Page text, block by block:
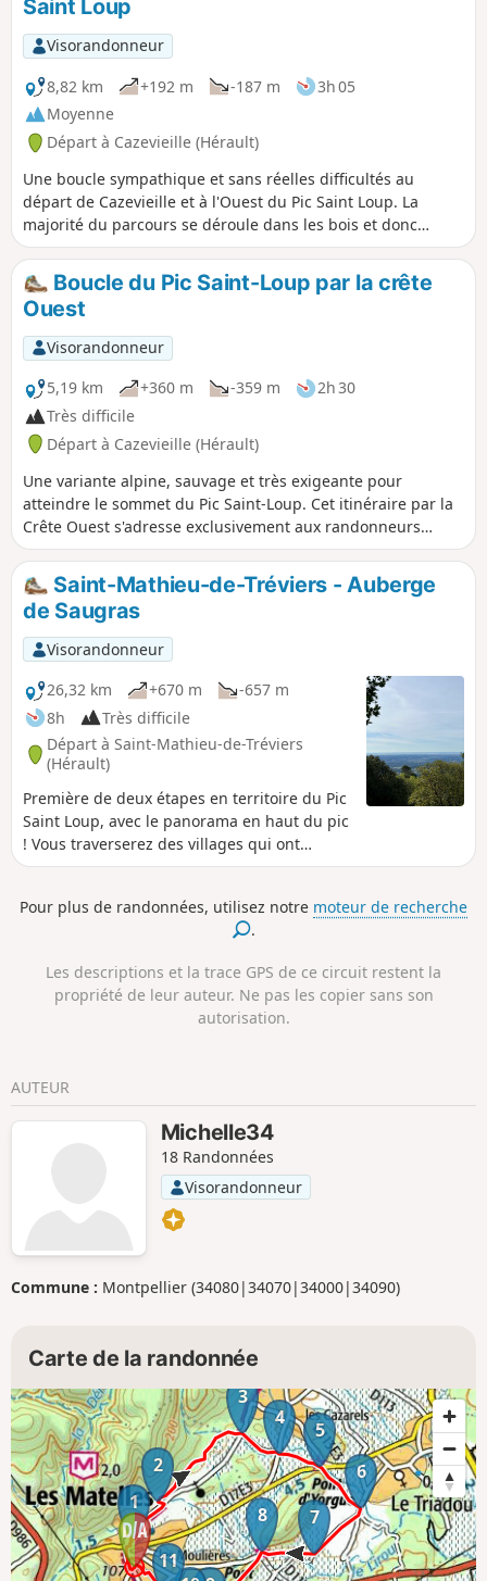
certaines portions, voir les avis Cette
randonnée est susceptible d'être interdite
en fonction du niveau de risque des
incendies. Pensez à consulter la carte.
Saint Loup
Visorandonneur
8,82 km
+192 m -187 m
3h 05
Moyenne
Départ à Cazevieille (Hérault)
Une boucle sympathique et sans réelles difficultés au
départ de Cazevieille et à l'Ouest du Pic Saint Loup. La
majorité du parcours se déroule dans les bois et donc
agréable également en été. Bien prendre en compte les
possibilités de chemins entre (1) et (2) ainsi que la
remarque au (6).
Boucle du Pic Saint-Loup par la crête
Ouest
Visorandonneur
5,19 km
+360 m -359 m
2h 30
Très difficile
Départ à Cazevieille (Hérault)
Une variante alpine, sauvage et très exigeante pour
atteindre le sommet du Pic Saint-Loup. Cet itinéraire par la
Crête Ouest s'adresse exclusivement aux randonneurs
expérimentés. Attention : les personnes sujettes au vertige
doivent absolument s'abstenir. Absence totale de balisage,
nombreux passages de varappe/escalade sur des parois
verticales et forte exposition au vide caractérisent cette
ascension. Le retour se fait par la voie normale.
Saint-Mathieu-de-Tréviers - Auberge
de Saugras
Visorandonneur
26,32 km
+670 m
-657 m
8h
Très difficile
Départ à Saint-Mathieu-de-Tréviers
(Hérault)
Première de deux étapes en territoire du Pic
Saint Loup, avec le panorama en haut du pic
! Vous traverserez des villages qui ont
conservé un patrimoine intéressant.
Pour plus de randonnées, utilisez notre moteur de recherche
.
Les descriptions et la trace GPS de ce circuit restent la
propriété de leur auteur. Ne pas les copier sans son
autorisation.
AUTEUR
Michelle34
18 Randonnées
Visorandonneur
Commune : Montpellier (34080|34070|34000|34090)
Carte de la randonnée
1
2
3
4
5
6
7
8
11